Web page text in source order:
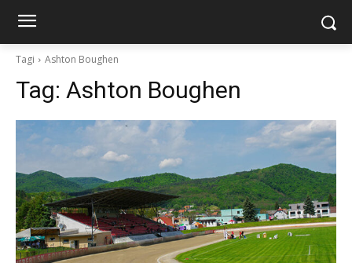
Tagi Ashton Boughen
Tag: Ashton Boughen